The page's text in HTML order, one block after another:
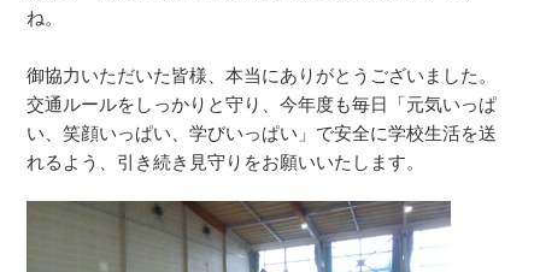
ね。
御協力いただいた皆様、本当にありがとうございました。
交通ルールをしっかりと守り、今年度も毎日「元気いっぱ
い、笑顔いっぱい、学びいっぱい」で安全に学校生活を送
れるよう、引き続き見守りをお願いいたします。